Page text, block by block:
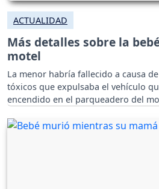
ACTUALIDAD
Más detalles sobre la
motel
La menor habría fallecido a causa
tóxicos que expulsaba el vehículo
encendido en el parqueadero del